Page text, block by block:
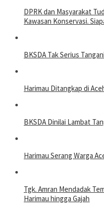
DPRK dan Masyarakat
Kawasan Konservasi.
BKSDA Tak Serius
Harimau Ditangkap di
BKSDA Dinilai Lambat
Harimau Serang Warga
Tgk. Amran Mendadak
Harimau hingga Gajah